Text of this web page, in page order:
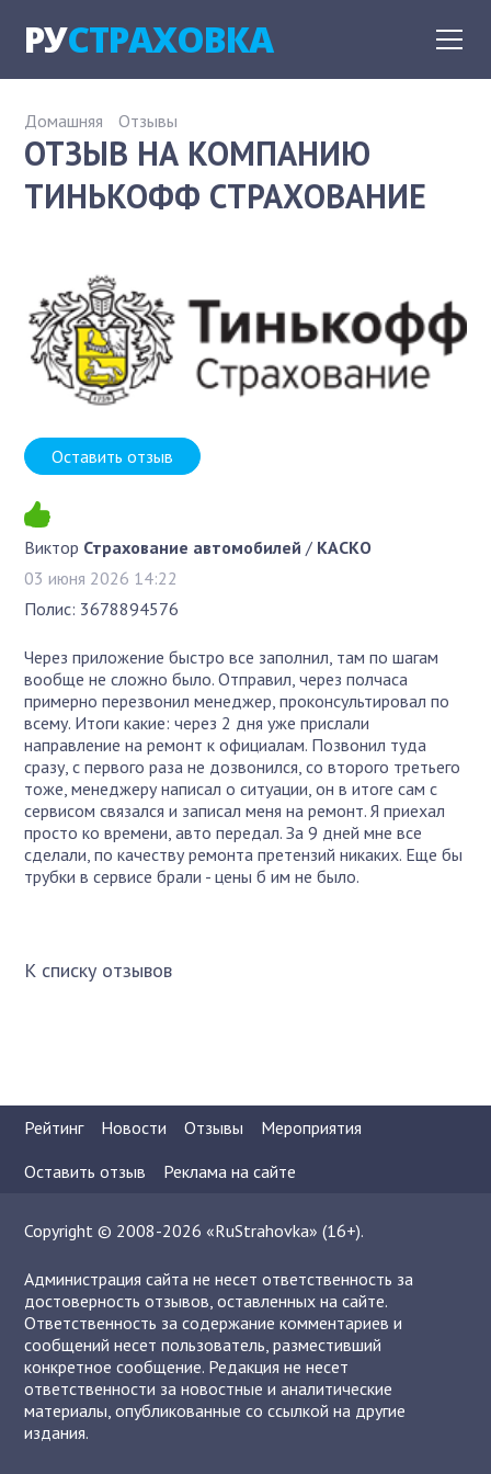
РУСТРАХОВКА
Домашняя Отзывы
ОТЗЫВ НА КОМПАНИЮ
ТИНЬКОФФ СТРАХОВАНИЕ
Оставить отзыв
Виктор Страхование автомобилей / КАСКО
03 июня 2026 14:22
Полис: 3678894576
Через приложение быстро все заполнил, там по шагам
вообще не сложно было. Отправил, через полчаса
примерно перезвонил менеджер, проконсультировал по
всему. Итоги какие: через 2 дня уже прислали
направление на ремонт к официалам. Позвонил туда
сразу, с первого раза не дозвонился, со второго третьего
тоже, менеджеру написал о ситуации, он в итоге сам с
сервисом связался и записал меня на ремонт. Я приехал
просто ко времени, авто передал. За 9 дней мне все
сделали, по качеству ремонта претензий никаких. Еще бы
трубки в сервисе брали - цены б им не было.
К списку отзывов
Рейтинг Новости Отзывы
Мероприятия
Оставить отзыв
Реклама на сайте
Copyright © 2008-2026 «RuStrahovka» (16+).
Администрация сайта не несет ответственность за
достоверность отзывов, оставленных на сайте.
Ответственность за содержание комментариев и
сообщений несет пользователь, разместивший
конкретное сообщение. Редакция не несет
ответственности за новостные и аналитические
материалы, опубликованные со ссылкой на другие
издания.